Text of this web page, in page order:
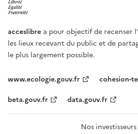
acceslibre a pour objectif de recenser
les lieux recevant du public et de
le plus largement possible.
www.ecologie.gouv.fr
cohesion-
beta.gouv.fr
data.gouv.fr
Nos investisseurs